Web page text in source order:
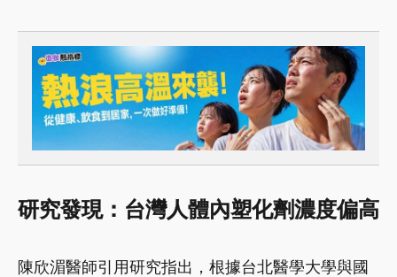
研究發現：台灣人體內塑化劑濃度偏高
陳欣湄醫師引用研究指出，根據台北醫學大學與國